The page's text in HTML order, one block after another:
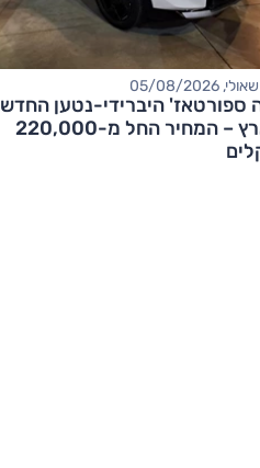
05/08/2026
ספורטאז' היברידי-נטען החדש
בארץ – המחיר החל מ-220,000